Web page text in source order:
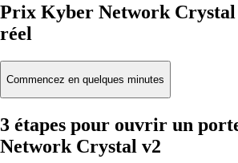
Prix Kyber Network Crystal
réel
Commencez en quelques minutes
3 étapes pour ouvrir un
Network Crystal v2